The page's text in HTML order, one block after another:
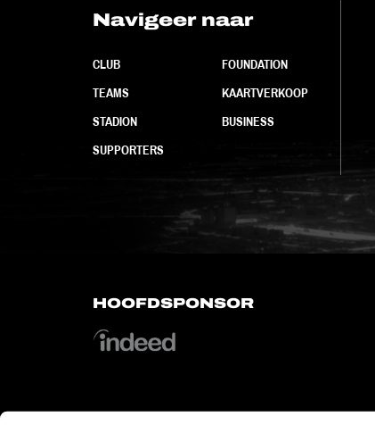
Navigeer naar
CLUB
TEAMS
STADION
SUPPORTERS
FOUNDATION
KAARTVERKOOP
BUSINESS
HOOFDSPONSOR